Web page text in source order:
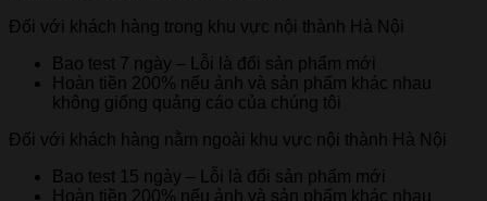
Đối với khách hàng trong khu vực nội thành Hà Nội
Bao test 7 ngày – Lỗi là đổi sản phẩm mới
Hoàn tiền 200% nếu ảnh và sản phẩm khác nhau
không giống quảng cáo của chúng tôi
Đối với khách hàng nằm ngoài khu vực nội thành Hà Nội
Bao test 15 ngày – Lỗi là đổi sản phẩm mới
Hoàn tiền 200% nếu ảnh và sản phẩm khác nhau